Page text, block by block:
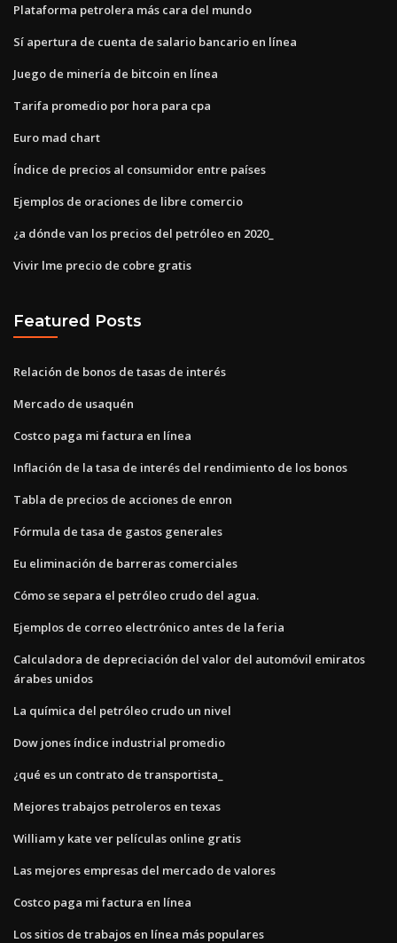
Plataforma petrolera más cara del mundo
Sí apertura de cuenta de salario bancario en línea
Juego de minería de bitcoin en línea
Tarifa promedio por hora para cpa
Euro mad chart
Índice de precios al consumidor entre países
Ejemplos de oraciones de libre comercio
¿a dónde van los precios del petróleo en 2020_
Vivir lme precio de cobre gratis
Featured Posts
Relación de bonos de tasas de interés
Mercado de usaquén
Costco paga mi factura en línea
Inflación de la tasa de interés del rendimiento de los bonos
Tabla de precios de acciones de enron
Fórmula de tasa de gastos generales
Eu eliminación de barreras comerciales
Cómo se separa el petróleo crudo del agua.
Ejemplos de correo electrónico antes de la feria
Calculadora de depreciación del valor del automóvil emiratos
árabes unidos
La química del petróleo crudo un nivel
Dow jones índice industrial promedio
¿qué es un contrato de transportista_
Mejores trabajos petroleros en texas
William y kate ver películas online gratis
Las mejores empresas del mercado de valores
Costco paga mi factura en línea
Los sitios de trabajos en línea más populares